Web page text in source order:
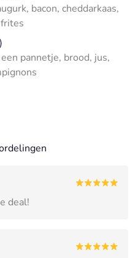
bacon, cheddarkaas,
pannetje, brood, jus,
deal!